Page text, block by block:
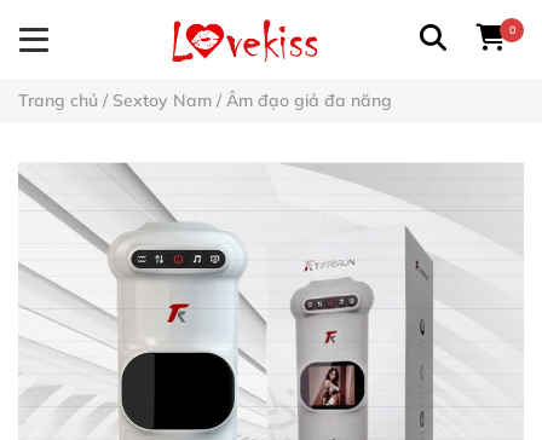
0
Trang chủ / Sextoy Nam / Âm đạo giả đa năng